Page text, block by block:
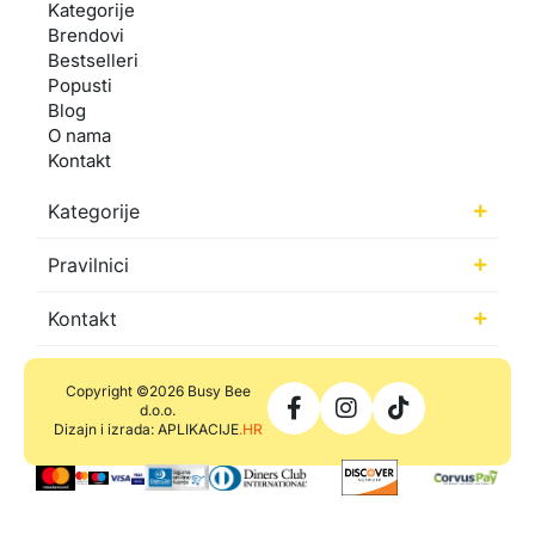
Kategorije
Brendovi
Bestselleri
Popusti
Blog
O nama
Kontakt
Kategorije
Pravilnici
Kontakt
Copyright ©2026 Busy Bee
d.o.o.
Dizajn i izrada: APLIKACIJE.HR